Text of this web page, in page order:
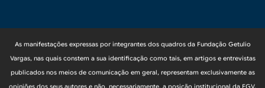
As manifestações expressas por integrantes dos quadros da Fundação Getulio
Vargas, nas quais constem a sua identificação como tais, em artigos e entrevistas
publicados nos meios de comunicação em geral, representam exclusivamente as